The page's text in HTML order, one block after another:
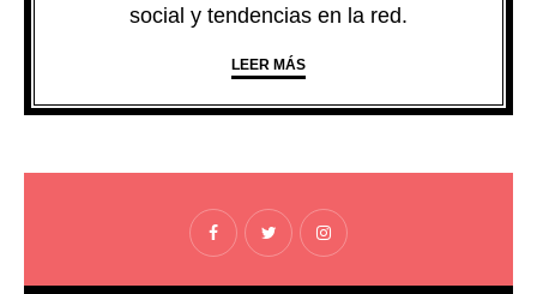
social y tendencias en la red.
LEER MÁS